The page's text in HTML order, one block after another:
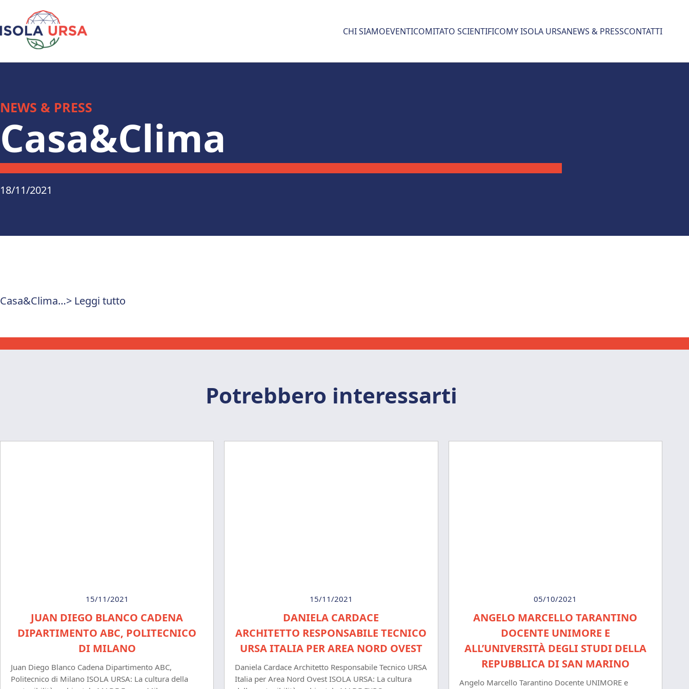
CHI SIAMOEVENTICOMITATO SCIENTIFICOMY ISOLA URSANEWS & PRESSCONTATTI
NEWS & PRESS
Casa&Clima
18/11/2021
Casa&Clima…> Leggi tutto
Potrebbero interessarti
15/11/2021
JUAN DIEGO BLANCO CADENA
DIPARTIMENTO ABC, POLITECNICO
DI MILANO
Juan Diego Blanco Cadena Dipartimento ABC,
Politecnico di Milano ISOLA URSA: La cultura della
15/11/2021
DANIELA CARDACE
ARCHITETTO RESPONSABILE TECNICO
URSA ITALIA PER AREA NORD OVEST
Daniela Cardace Architetto Responsabile Tecnico URSA
Italia per Area Nord Ovest ISOLA URSA: La cultura
05/10/2021
ANGELO MARCELLO TARANTINO
DOCENTE UNIMORE E
ALL’UNIVERSITÀ DEGLI STUDI DELLA
REPUBBLICA DI SAN MARINO
Angelo Marcello Tarantino Docente UNIMORE e